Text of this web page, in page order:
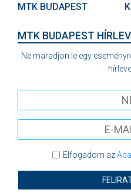
MTK BUDAPEST
MTK BUDAPEST
Ne maradjon le egy
Elfogadom az